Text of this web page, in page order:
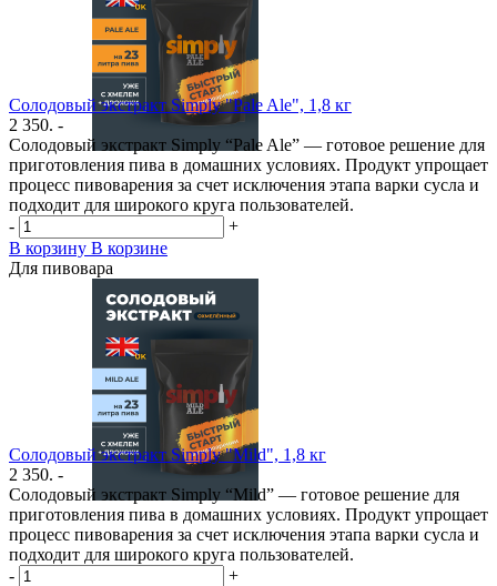
Солодовый экстракт Simply "Pale Ale", 1,8 кг
2 350. -
Солодовый экстракт Simply “Pale Ale” — готовое решение для
приготовления пива в домашних условиях. Продукт упрощает
процесс пивоварения за счет исключения этапа варки сусла и
подходит для широкого круга пользователей.
-
+
В корзину В корзине
Для пивовара
Солодовый экстракт Simply "Mild", 1,8 кг
2 350. -
Солодовый экстракт Simply “Mild” — готовое решение для
приготовления пива в домашних условиях. Продукт упрощает
процесс пивоварения за счет исключения этапа варки сусла и
подходит для широкого круга пользователей.
-
+